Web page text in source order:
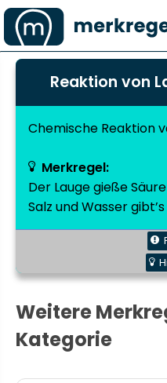
Reaktion von
Chemische Reaktion
Merkregel:
Der Lauge gieße
Salz und Wasser gibt’s
Weitere
Kategorie